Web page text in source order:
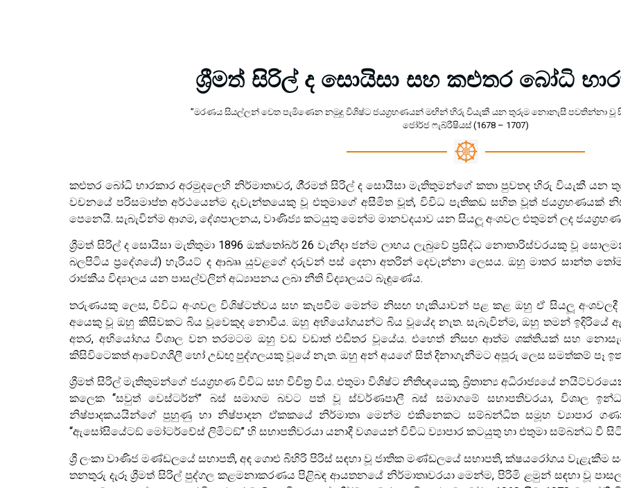
ශ්‍රීමත් සිරිල් ද සොයිසා සහ කළුතර බෝධි
”මරණය සියල්ලන් වෙත පැමිණෙන නමුදු විශිෂ්ට ජයග‍්‍රහණයන් මඟින් හිරු වියැකී යන තුරුම නොනැසී පවතින්නා වූ
ජෝර්ජ ෆැබ්රීෂියස් (1678 – 1707)
කළුතර බෝධි භාරකාර අරමුදලෙහි නිර්මාතෘවර, ශී‍්‍රමත් සිරිල් ද සොයිසා මැතිතුමන්ගේ කතා පුවතද හිරු වියැකී
වචනයේ පරිසමාප්ත අර්ථයෙන්ම දැවැන්තයෙකු වූ එතුමාගේ අසීමිත වූත්, විවිධ පැතිකඩ සහිත වූත් ජයග්‍රහණයක්
පෙනෙයි. සැබැවින්ම ආගම, දේශපාලනය, වාණිජ්‍ය කටයුතු මෙන්ම මානවදයාව යන සියලූ අංශවල එතුමන් ලද
ශ්‍රීමත් සිරිල් ද සොයිසා මැතිතුමා 1896 ඔක්තෝබර් 26 වැනිදා ජන්ම ලාභය ලැබුවේ ප‍්‍රසිද්ධ නොතාරිස්වරයකු වූ
බලපිටිය ප‍්‍රදේශයේ) හැරියට් ද ආබෲ යුවළගේ දරුවන් පස් දෙනා අතරින් දෙවැන්නා ලෙසය. ඔහු මාතර සාන්ත
රාජකීය විද්‍යාලය යන පාසල්වලින් අධ්‍යාපනය ලබා නීති විද්‍යාලයට බැඳුණේය.
තරුණයකු ලෙස, විවිධ අංශවල විශිෂ්ටත්වය සහ කැපවීම මෙන්ම නිසඟ හැකියාවන් පළ කළ ඔහු ඒ සියලූ
අයෙකු වූ ඔහු කිසිවකට බිය වූවෙකුද නොවීය. ඔහු අභියෝගයන්ට බිය වූයේද නැත. සැබැවින්ම, ඔහු තමන්
අතර, අභියෝගය විශාල වන තරමටම ඔහු වඩ වඩාත් එඩිතර වූයේය. එහෙත් නිසඟ ආත්ම ශක්තියක් සහ
කිසිවිටෙකත් ආවේගශීලී හෝ උඩඟු පුද්ගලයකු වූයේ නැත. ඔහු අන් අයගේ සිත් දිනාගැනීමට අපූරු ලෙස සමත්කම් පෑ
ශ්‍රීමත් සිරිල් මැතිතුමන්ගේ ජයග‍්‍රහණ විවිධ සහ විචිත‍්‍ර විය. එතුමා විශිෂ්ට නීතිඥයෙකු, බ්‍රිතාන්‍ය අධිරාජ්‍යයේ
කලෙක ‘‘සවුත් වෙස්ටර්න්’’ බස් සමාගම බවට පත් වූ ස්වර්ණපාලී බස් සමාගමේ සභාපතිවරයා, විශාල
නිෂ්පාදකයයින්ගේ පුහුණු හා නිෂ්පාදන ඒකකයේ නිර්මාතෘ මෙන්ම එකිනෙකට සම්බන්ධිත සමූහ ව්‍යාපාර
‘‘ඇසෝසියේටඞ් මෝටර්වේස් ලිමිටඞ්’’ හි සභාපතිවරයා යනාදී වශයෙන් විවිධ ව්‍යාපාර කටයුතු හා එතුමා සම්බන්ධ වී
ශ්‍රී ලංකා වාණිජ මණ්ඩලයේ සභාපති, අඳ ගොළු බිහිරි පිරිස් සඳහා වූ ජාතික මණ්ඩලයේ සභාපති, ක්ෂයරෝගය වැළැකීම
තනතුරු දැරූ ශ්‍රීමත් සිරිල් පුද්ගල කළමනාකරණය පිළිබඳ ආයතනයේ නිර්මාතෘවරයා මෙන්ම, පිරිමි ළමුන් සඳහා වූ